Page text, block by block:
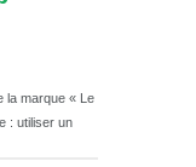
marque « Le
: utiliser un